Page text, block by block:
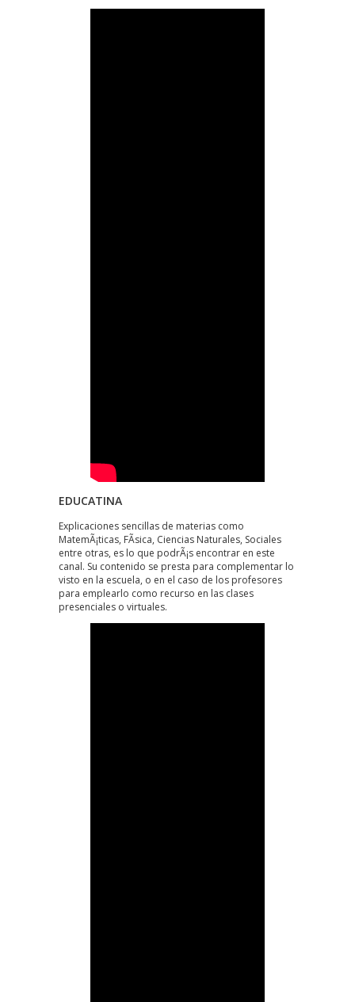
EDUCATINA
Explicaciones sencillas de materias como
MatemÃ¡ticas, FÃ­sica, Ciencias Naturales, Sociales
entre otras, es lo que podrÃ¡s encontrar en este
canal. Su contenido se presta para complementar lo
visto en la escuela, o en el caso de los profesores
para emplearlo como recurso en las clases
presenciales o virtuales.